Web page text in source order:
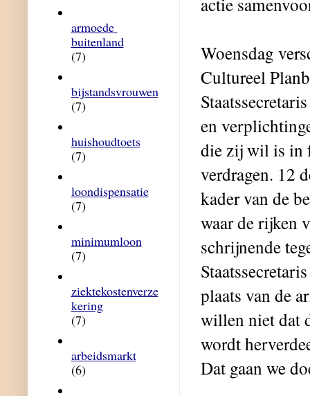
Woensdag
Cultureel
en
die zij wil is in
verdragen. 12
kader van de
waar de rijken
schrijnende
plaats van de
willen niet dat
wordt
Dat gaan we
armoede
buitenland
(7)
bijstandsvrouwen
(7)
huishoudtoets
(7)
loondispensatie
(7)
minimumloon
(7)
ziektekostenverze
kering
(7)
arbeidsmarkt
(6)